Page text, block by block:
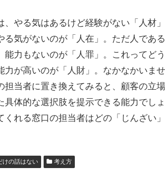
、やる気はあるけど経験がない「人材」
る気がないのが「人在」。ただ人である
能力もないのが「人罪」。これってどう
力が高いのが「人財」。なかなかいませ
担当者に置き換えてみると、顧客の立
具体的な選択肢を提示できる能力でし
くれる窓口の担当者はどの「じんざい
けの話はない 考え方